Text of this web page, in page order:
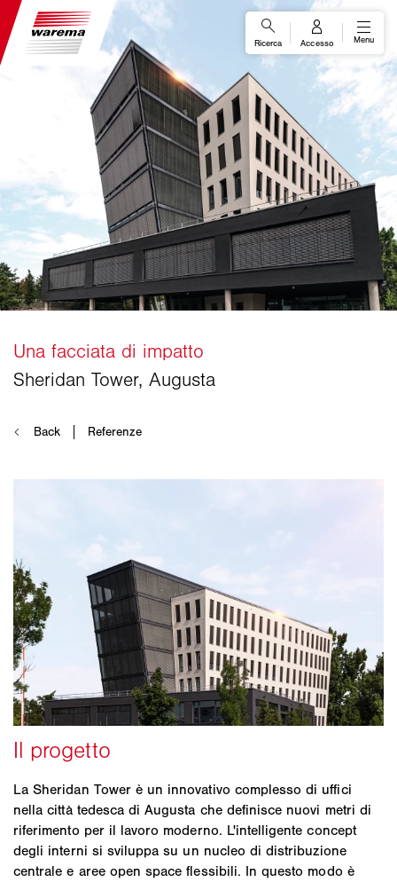
La Sheridan Tower è un innovativo complesso di uffici
nella città tedesca di Augusta che definisce nuovi metri di
riferimento per il lavoro moderno. L'intelligente concept
degli interni si sviluppa su un nucleo di distribuzione
centrale e aree open space flessibili. In questo modo è